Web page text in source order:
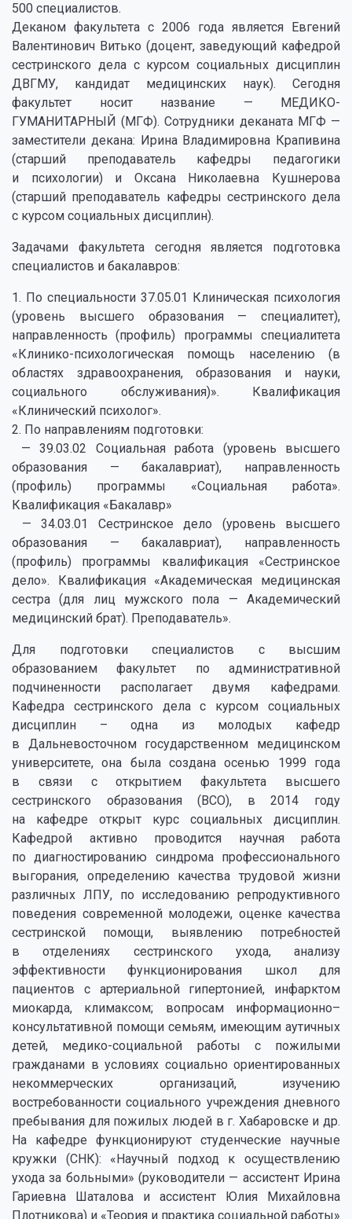
500 специалистов.
Деканом факультета с 2006 года является Евгений
Валентинович Витько (доцент, заведующий кафедрой
сестринского дела с курсом социальных дисциплин
ДВГМУ, кандидат медицинских наук). Сегодня
факультет носит название — МЕДИКО-
ГУМАНИТАРНЫЙ (МГФ). Сотрудники деканата МГФ —
заместители декана: Ирина Владимировна Крапивина
(старший преподаватель кафедры педагогики
и психологии) и Оксана Николаевна Кушнерова
(старший преподаватель кафедры сестринского дела
с курсом социальных дисциплин).
Задачами факультета сегодня является подготовка
специалистов и бакалавров:
1. По специальности 37.05.01 Клиническая психология
(уровень высшего образования — специалитет),
направленность (профиль) программы специалитета
«Клинико-психологическая помощь населению (в
областях здравоохранения, образования и науки,
социального обслуживания)». Квалификация
«Клинический психолог».
2. По направлениям подготовки:
— 39.03.02 Социальная работа (уровень высшего
образования — бакалавриат), направленность
(профиль) программы «Социальная работа».
Квалификация «Бакалавр»
— 34.03.01 Сестринское дело (уровень высшего
образования — бакалавриат), направленность
(профиль) программы квалификация «Сестринское
дело». Квалификация «Академическая медицинская
сестра (для лиц мужского пола — Академический
медицинский брат). Преподаватель».
Для подготовки специалистов с высшим
образованием факультет по административной
подчиненности располагает двумя кафедрами.
Кафедра сестринского дела с курсом социальных
дисциплин – одна из молодых кафедр
в Дальневосточном государственном медицинском
университете, она была создана осенью 1999 года
в связи с открытием факультета высшего
сестринского образования (ВСО), в 2014 году
на кафедре открыт курс социальных дисциплин.
Кафедрой активно проводится научная работа
по диагностированию синдрома профессионального
выгорания, определению качества трудовой жизни
различных ЛПУ, по исследованию репродуктивного
поведения современной молодежи, оценке качества
сестринской помощи, выявлению потребностей
в отделениях сестринского ухода, анализу
эффективности функционирования школ для
пациентов с артериальной гипертонией, инфарктом
миокарда, климаксом; вопросам информационно–
консультативной помощи семьям, имеющим аутичных
детей, медико-социальной работы с пожилыми
гражданами в условиях социально ориентированных
некоммерческих организаций, изучению
востребованности социального учреждения дневного
пребывания для пожилых людей в г. Хабаровске и др.
На кафедре функционируют студенческие научные
кружки (СНК): «Научный подход к осуществлению
ухода за больными» (руководители — ассистент Ирина
Гариевна Шаталова и ассистент Юлия Михайловна
Плотникова) и «Теория и практика социальной работы»